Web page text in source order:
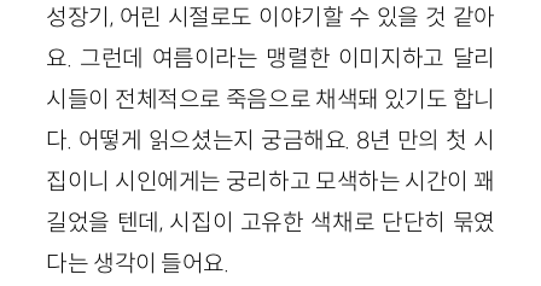
성장기, 어린 시절로도 이야기할 수 있을 것 같아
요. 그런데 여름이라는 맹렬한 이미지하고 달리
시들이 전체적으로 죽음으로 채색돼 있기도 합니
다. 어떻게 읽으셨는지 궁금해요. 8년 만의 첫 시
집이니 시인에게는 궁리하고 모색하는 시간이 꽤
길었을 텐데, 시집이 고유한 색채로 단단히 묶였
다는 생각이 들어요.